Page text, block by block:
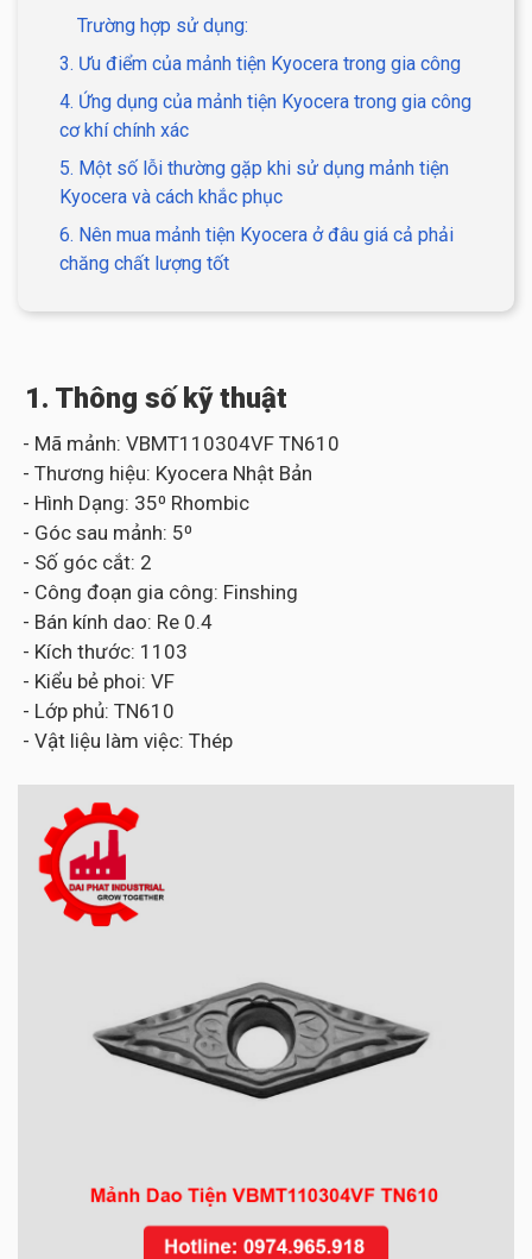
Trường hợp sử dụng:
3. Ưu điểm của mảnh tiện Kyocera trong gia công
4. Ứng dụng của mảnh tiện Kyocera trong gia công
cơ khí chính xác
5. Một số lỗi thường gặp khi sử dụng mảnh tiện
Kyocera và cách khắc phục
6. Nên mua mảnh tiện Kyocera ở đâu giá cả phải
chăng chất lượng tốt
1. Thông số kỹ thuật
- Mã mảnh: VBMT110304VF TN610
- Thương hiệu: Kyocera Nhật Bản
- Hình Dạng: 35⁰ Rhombic
- Góc sau mảnh: 5⁰
- Số góc cắt: 2
- Công đoạn gia công: Finshing
- Bán kính dao: Re 0.4
- Kích thước: 1103
- Kiểu bẻ phoi: VF
- Lớp phủ: TN610
- Vật liệu làm việc: Thép